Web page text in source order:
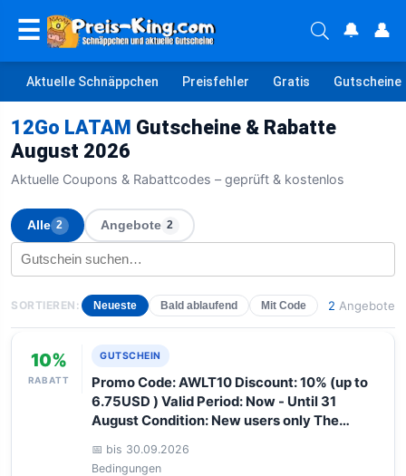
☰ 🔔 👤
Aktuelle Schnäppchen Preisfehler Gratis Gutscheine
12Go LATAM Gutscheine & Rabatte
August 2026
Aktuelle Coupons & Rabattcodes – geprüft & kostenlos
Alle 2 Angebote 2
SORTIEREN: Neueste Bald ablaufend Mit Code 2 Angebote
10%
RABATT
GUTSCHEIN
Promo Code: AWLT10 Discount: 10% (up to
6.75USD ) Valid Period: Now - Until 31
August Condition: New users only The
from 12GO :)
📅 bis 30.09.2026
Bedingungen